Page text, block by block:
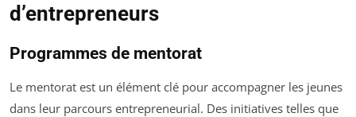
d’entrepreneurs
Programmes de mentorat
Le mentorat est un élément clé pour accompagner les jeunes
dans leur parcours entrepreneurial. Des initiatives telles que